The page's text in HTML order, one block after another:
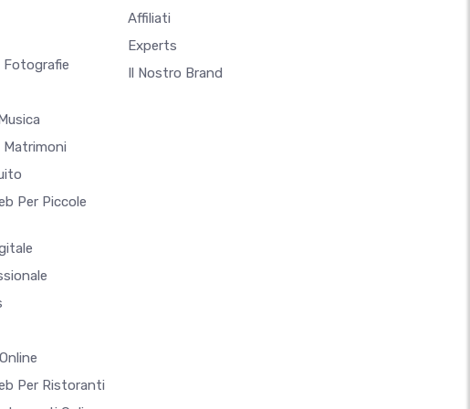
Per Piccole
Per Ristoranti
Affiliati
Experts
Il Nostro Brand